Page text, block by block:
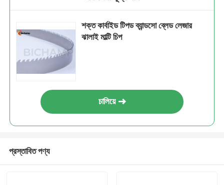
শক্ত কার্বাইড টিপড ব্যান্ডসো ব্লেড লেজার
ঝালাই মাল্টি চিপ
চালিয়ে
প্রস্তাবিত পণ্য